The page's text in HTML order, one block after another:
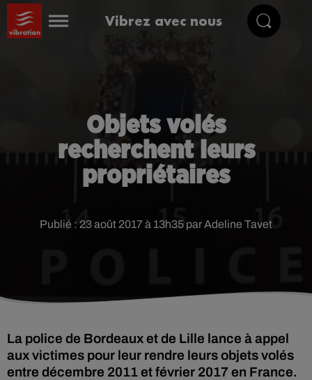
Vibrez avec nous
Objets volés
recherchent leurs
propriétaires
Publié : 23 août 2017 à 13h35 par Adeline Tavet
La police de Bordeaux et de Lille lance à appel
aux victimes pour leur rendre leurs objets volés
entre décembre 2011 et février 2017 en France.